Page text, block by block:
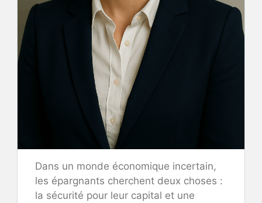
Dans un monde économique incertain,
les épargnants cherchent deux choses :
la sécurité pour leur capital et une